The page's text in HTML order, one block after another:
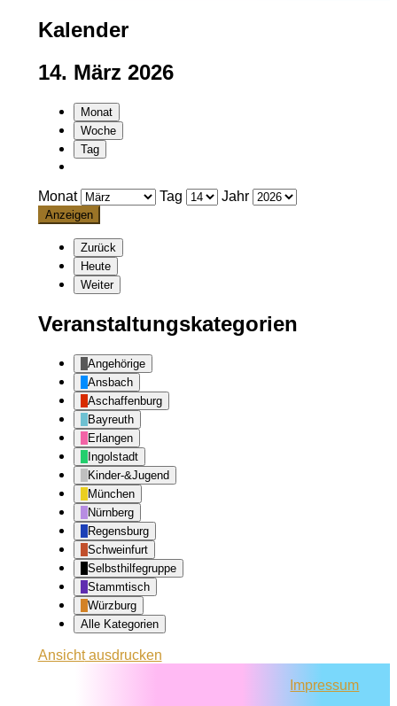
Kalender
14. März 2026
Monat
Woche
Tag
Monat Tag Jahr
Zurück
Heute
Weiter
Veranstaltungskategorien
Angehörige
Ansbach
Aschaffenburg
Bayreuth
Erlangen
Ingolstadt
Kinder-&Jugend
München
Nürnberg
Regensburg
Schweinfurt
Selbsthilfegruppe
Stammtisch
Würzburg
Alle Kategorien
Ansichtausdrucken
Impressum